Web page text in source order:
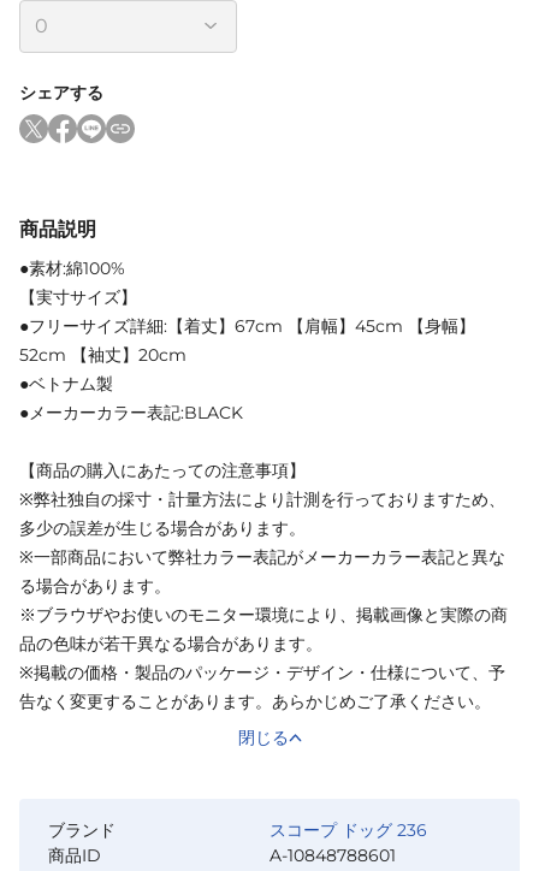
シェアする
商品説明
●素材:綿100%
【実寸サイズ】
●フリーサイズ詳細:【着丈】67cm 【肩幅】45cm 【身幅】
52cm 【袖丈】20cm
●ベトナム製
●メーカーカラー表記:BLACK
【商品の購入にあたっての注意事項】
※弊社独自の採寸・計量方法により計測を行っておりますため、
多少の誤差が生じる場合があります。
※一部商品において弊社カラー表記がメーカーカラー表記と異な
る場合があります。
※ブラウザやお使いのモニター環境により、掲載画像と実際の商
品の色味が若干異なる場合があります。
※掲載の価格・製品のパッケージ・デザイン・仕様について、予
告なく変更することがあります。あらかじめご了承ください。
閉じる
ブランド
スコープ ドッグ 236
商品ID
A-10848788601